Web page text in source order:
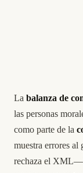
La balanza de
las personas
como parte de la
muestra errores
rechaza el XML—